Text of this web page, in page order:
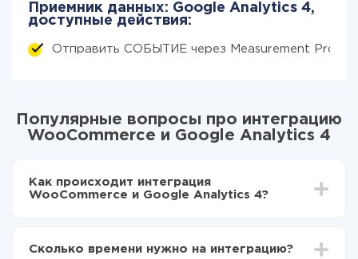
Приемник данных: Google Analytics 4,
доступные действия:
Отправить СОБЫТИЕ через Measurement
Популярные вопросы про интеграцию
WooCommerce и Google Analytics 4
Как происходит интеграция
WooCommerce и Google Analytics 4?
Выбираете какие данные передавать из
Сколько времени нужно на интеграцию?